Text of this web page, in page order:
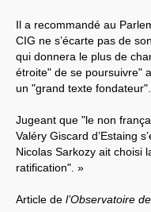
Il a recommandé au
CIG ne s’écarte pas de
qui donnera le plus de
étroite" de se poursuivre"
un "grand texte fondateur".
Jugeant que "le non
Valéry Giscard d’Estaing
Nicolas Sarkozy ait choisi
ratification". »
Article de l’Observatoire